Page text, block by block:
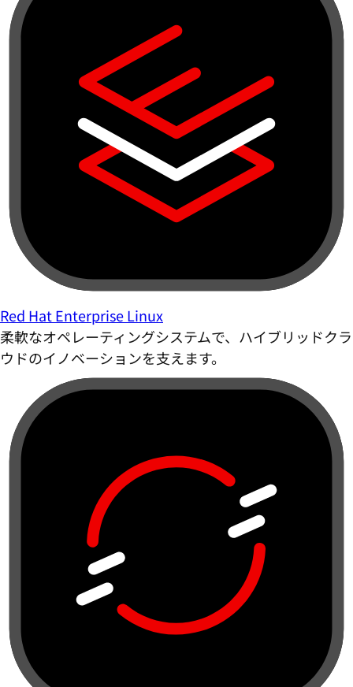
Red Hat Enterprise Linux
柔軟なオペレーティングシステムで、ハイブリッドクラ
ウドのイノベーションを支えます。